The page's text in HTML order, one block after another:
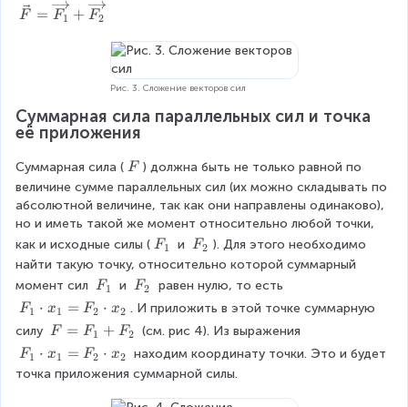
w
{
F
_
1
r
_
2
\
}
=
o
v
e
r
ri
g
h
t
r
r
o
F = F1 + F2
Рис. 3. Сложение векторов сил
Суммарная сила параллельных сил и точка
её приложения
Суммарная сила ( \
\
F
F ) должна быть не только равной по
величине сумме параллельных сил (их можно складывать по
абсолютной величине, так как они направлены одинаково),
но и иметь такой же момент относительно любой точки,
как и исходные силы ( F
_
1
F1 и F
_
2
F2 ). Для этого необходимо
найти такую точку, относительно которой суммарный
момент сил F
_
F1 и F
_
F2 равен нулю, то есть
F
_
1
\
c
F1 ⋅ x1 = F2 ⋅ x2 . И приложить в этой точке суммарную
силу F
=
F
F = F1 + F2 (см. рис 4). Из выражения
F
_
F1 ⋅ x1 = F2 ⋅ x2
находим координату точки. Это и будет
точка приложения суммарной силы.